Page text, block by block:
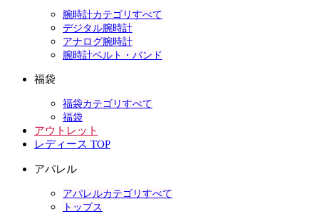
腕時計カテゴリすべて
デジタル腕時計
アナログ腕時計
腕時計ベルト・バンド
福袋
福袋カテゴリすべて
福袋
アウトレット
レディース TOP
アパレル
アパレルカテゴリすべて
トップス